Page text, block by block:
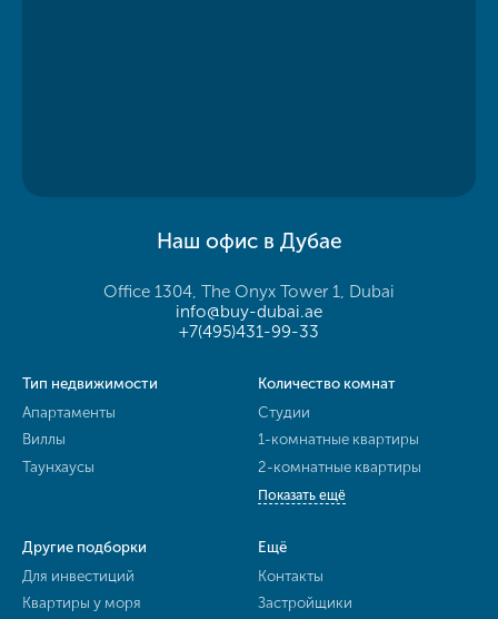
Наш офис в Дубае
Office 1304, The Onyx Tower 1, Dubai
info@buy-dubai.ae
+7(495)431-99-33
Тип недвижимости
Апартаменты
Виллы
Таунхаусы
Количество комнат
Студии
1-комнатные квартиры
2-комнатные квартиры
Показать ещё
Другие подборки
Для инвестиций
Квартиры у моря
Ещё
Контакты
Застройщики